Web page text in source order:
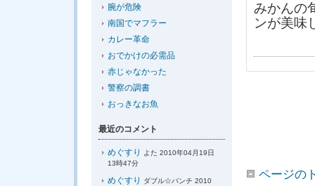
みかんの
ンが美味
ページの
腕が危険
南国でマフラー
カレー革命
おでかけの必需品
赤じゃなかった
警察の調書
おっきなお魚
最近のコメント
めぐすり よた 2010年04月19日
13時47分
めぐすり
ダブル☆パンチ 2010